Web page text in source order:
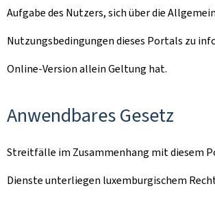
Aufgabe des Nutzers, sich über die
Nutzungsbedingungen dieses Portals zu
Online-Version allein Geltung hat.
Anwendbares Gesetz
Streitfälle im Zusammenhang mit diesem
Dienste unterliegen luxemburgischem